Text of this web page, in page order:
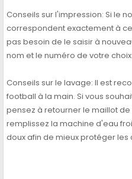
Conseils sur l'impression: Si le
correspondent exactement à
pas besoin de le saisir à
nom et le numéro de votre choix.
Conseils sur le lavage: Il est
football à la main. Si vous
pensez à retourner le maillot de
remplissez la machine d'eau
doux afin de mieux protéger les